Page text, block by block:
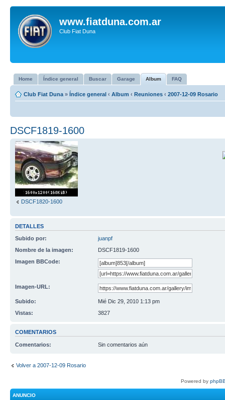
www.fiatduna.com.ar
Club Fiat Duna
Home Índice general Buscar Garage Album FAQ
Club Fiat Duna » Índice general ‹ Album ‹ Reuniones ‹ 2007-12-09 Rosario
DSCF1819-1600
DSCF1820-1600
DETALLES
Subido por:
juanpf
Nombre de la imagen:
DSCF1819-1600
Imagen BBCode:
Imagen-URL:
Subido:
Mié Dic 29, 2010 1:13 pm
Vistas:
3827
COMENTARIOS
Comentarios: Sin comentarios aún
Volver a 2007-12-09 Rosario
Powered by
ANUNCIO